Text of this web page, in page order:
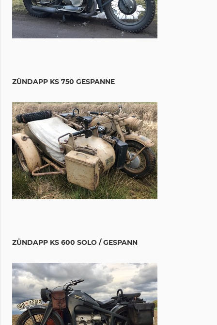
ZÜNDAPP KS 750 GESPANNE
ZÜNDAPP KS 600 SOLO / GESPANN